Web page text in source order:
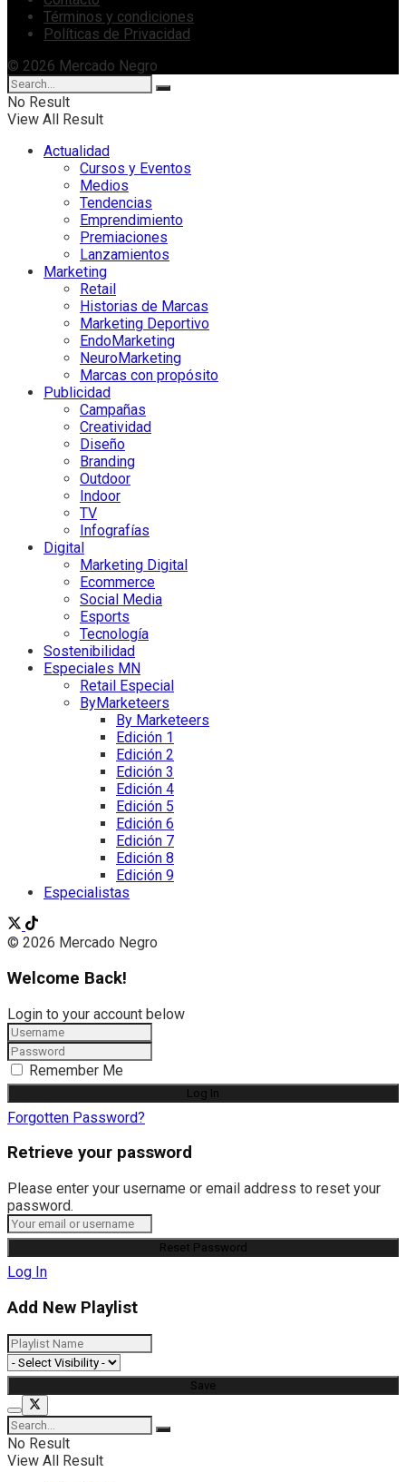
Términos y condiciones
Políticas de Privacidad
© 2026 Mercado Negro
No Result
View All Result
Actualidad
Cursos y Eventos
Medios
Tendencias
Emprendimiento
Premiaciones
Lanzamientos
Marketing
Retail
Historias de Marcas
Marketing Deportivo
EndoMarketing
NeuroMarketing
Marcas con propósito
Publicidad
Campañas
Creatividad
Diseño
Branding
Outdoor
Indoor
TV
Infografías
Digital
Marketing Digital
Ecommerce
Social Media
Esports
Tecnología
Sostenibilidad
Especiales MN
Retail Especial
ByMarketeers
By Marketeers
Edición 1
Edición 2
Edición 3
Edición 4
Edición 5
Edición 6
Edición 7
Edición 8
Edición 9
Especialistas
© 2026 Mercado Negro
Welcome Back!
Login to your account below
Remember Me
Forgotten Password?
Retrieve your password
Please enter your username or email address to reset your
password.
Log In
Add New Playlist
No Result
View All Result